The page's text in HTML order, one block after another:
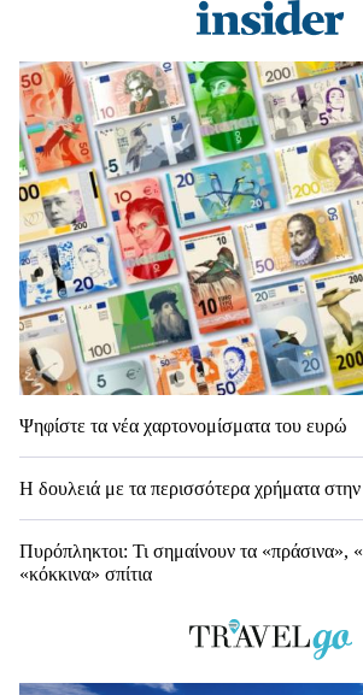
Ψηφίστε τα νέα χαρτονομίσματα του ευρώ
Η δουλειά με τα περισσότερα χρήματα
Πυρόπληκτοι: Τι σημαίνουν τα «πράσινα»,
«κόκκινα» σπίτια